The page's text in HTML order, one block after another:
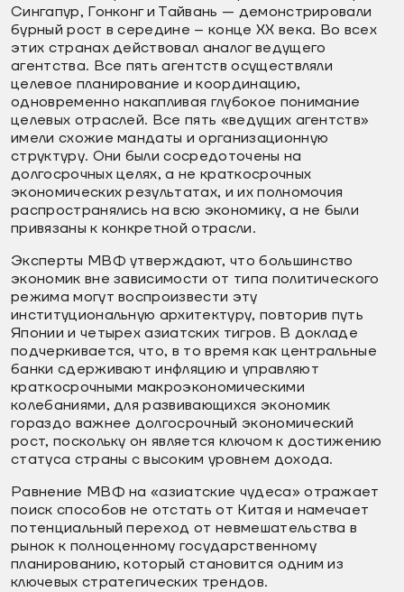
Сингапур, Гонконг и Тайвань — демонстрировали
бурный рост в середине – конце XX века. Во всех
этих странах действовал аналог ведущего
агентства. Все пять агентств осуществляли
целевое планирование и координацию,
одновременно накапливая глубокое понимание
целевых отраслей. Все пять «ведущих агентств»
имели схожие мандаты и организационную
структуру. Они были сосредоточены на
долгосрочных целях, а не краткосрочных
экономических результатах, и их полномочия
распространялись на всю экономику, а не были
привязаны к конкретной отрасли.
Эксперты МВФ утверждают, что большинство
экономик вне зависимости от типа политического
режима могут воспроизвести эту
институциональную архитектуру, повторив путь
Японии и четырех азиатских тигров. В докладе
подчеркивается, что, в то время как центральные
банки сдерживают инфляцию и управляют
краткосрочными макроэкономическими
колебаниями, для развивающихся экономик
гораздо важнее долгосрочный экономический
рост, поскольку он является ключом к достижению
статуса страны с высоким уровнем дохода.
Равнение МВФ на «азиатские чудеса» отражает
поиск способов не отстать от Китая и намечает
потенциальный переход от невмешательства в
рынок к полноценному государственному
планированию, который становится одним из
ключевых стратегических трендов.